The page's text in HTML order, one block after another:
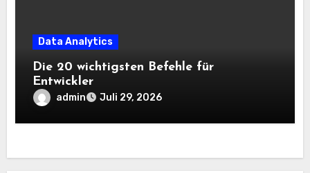
Data Analytics
Die 20 wichtigsten Befehle für
Entwickler
admin Juli 29, 2026